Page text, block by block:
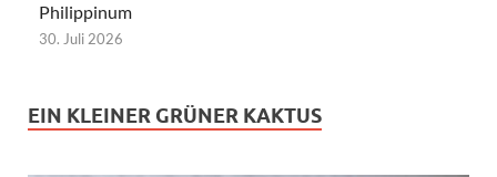
Philippinum
30. Juli 2026
EIN KLEINER GRÜNER KAKTUS